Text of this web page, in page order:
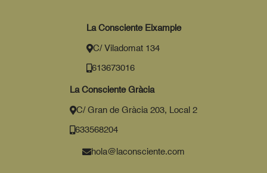
La Consciente Eixample
C/ Viladomat 134
613673016
La Consciente Gràcia
C/ Gran de Gràcia 203, Local 2
633568204
hola@laconsciente.com